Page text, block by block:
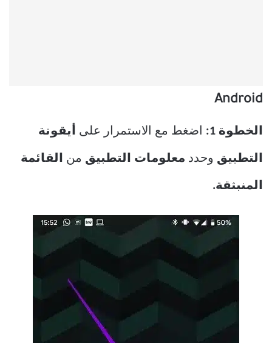
Android
الخطوة 1: اضغط مع الاستمرار على أيقونة
التطبيق وحدد معلومات التطبيق من القائمة
المنبثقة.